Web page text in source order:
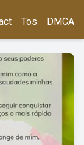
Tos DMCA